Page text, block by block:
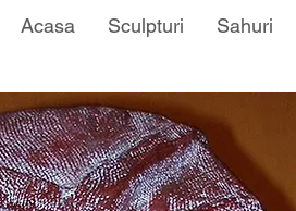
Acasa Sculpturi Sahuri